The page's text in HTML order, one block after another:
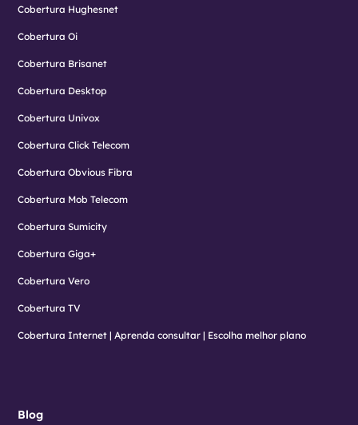
Cobertura Hughesnet
Cobertura Oi
Cobertura Brisanet
Cobertura Desktop
Cobertura Univox
Cobertura Click Telecom
Cobertura Obvious Fibra
Cobertura Mob Telecom
Cobertura Sumicity
Cobertura Giga+
Cobertura Vero
Cobertura TV
Cobertura Internet | Aprenda consultar | Escolha melhor plano
Blog